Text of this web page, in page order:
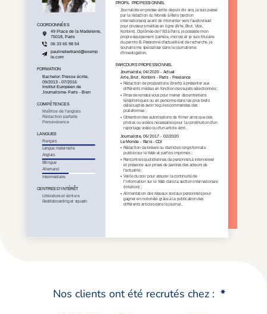
Nos clients ont été recrutés chez : *